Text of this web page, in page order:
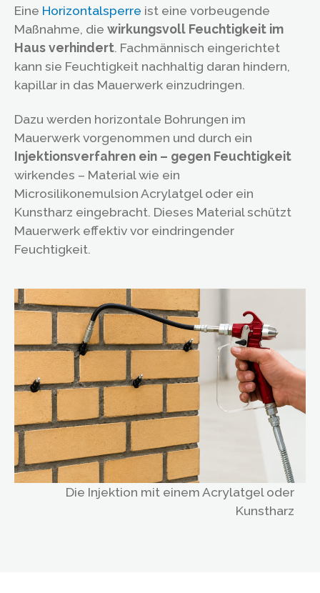
Die Injektion mit einem Acrylatgel oder
Kunstharz
Eine Horizontalsperre ist eine vorbeugende
Maßnahme, die wirkungsvoll Feuchtigkeit im
Haus verhindert. Fachmännisch eingerichtet
kann sie Feuchtigkeit nachhaltig daran hindern,
kapillar in das Mauerwerk einzudringen.
Dazu werden horizontale Bohrungen im
Mauerwerk vorgenommen und durch ein
Injektionsverfahren ein – gegen Feuchtigkeit
wirkendes – Material wie ein
Microsilikonemulsion Acrylatgel oder ein
Kunstharz eingebracht. Dieses Material schützt
Mauerwerk effektiv vor eindringender
Feuchtigkeit.